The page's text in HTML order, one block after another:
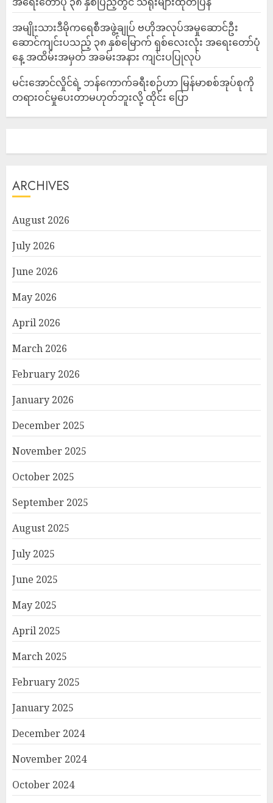
အမျိုးသားဒီမိုကရေစီအဖွဲ့ချုပ် ဗဟိုအလုပ်အမှုဆောင်ဦး
ဆောင်ကျင်းပသည့် ၃၈ နှစ်မြောက် ရှစ်လေးလုံး အရေးတော်ပုံ
နေ့ အထိမ်းအမှတ် အခမ်းအနား ကျင်းပပြုလုပ်
မင်းအောင်လှိုင်ရဲ့ ဘန်ကောက်ခရီးစဉ်ဟာ မြန်မာစစ်အုပ်စုကို
တရားဝင်မှုပေးတာမဟုတ်ဘူးလို့ ထိုင်း ပြော
ARCHIVES
August 2026
July 2026
June 2026
May 2026
April 2026
March 2026
February 2026
January 2026
December 2025
November 2025
October 2025
September 2025
August 2025
July 2025
June 2025
May 2025
April 2025
March 2025
February 2025
January 2025
December 2024
November 2024
October 2024